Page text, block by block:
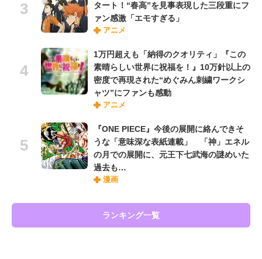
タート！“春高”を見事表現した三段重にフ
ァン感激「エモすぎる」
アニメ
1万円超えも「納得のクオリティ」『この
素晴らしい世界に祝福を！』10万針以上の
密度で再現された“めぐみん刺繍ワークシ
ャツ”にファンも感動
アニメ
『ONE PIECE』今後の展開に絡んできそ
うな「意味深な表紙連載」 「神」エネル
の月での展開に、元王下七武海の謎めいた
過去も…
漫画
ランキング一覧